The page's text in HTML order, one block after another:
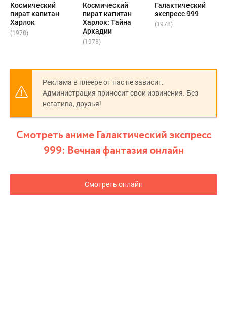
Космический
пират капитан
Харлок
(1978)
Космический
пират капитан
Харлок: Тайна
Аркадии
(1978)
Галактический
экспресс 999
(1978)
Реклама в плеере от нас не зависит.
Администрация приносит свои извинения. Без
негатива, друзья!
Смотреть аниме Галактический экспресс
999: Вечная фантазия онлайн
Смотреть онлайн